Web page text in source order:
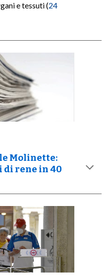
e tessuti (24
Molinette:
rene in 40